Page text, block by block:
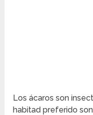
Los ácaros son
habitad preferido